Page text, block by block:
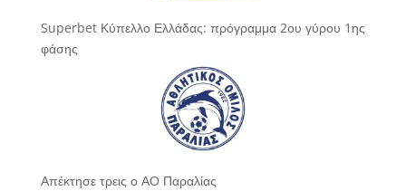
Superbet Κύπελλο Ελλάδας: πρόγραμμα 2ου γύρου 1ης
φάσης
Απέκτησε τρεις ο ΑΟ Παραλίας